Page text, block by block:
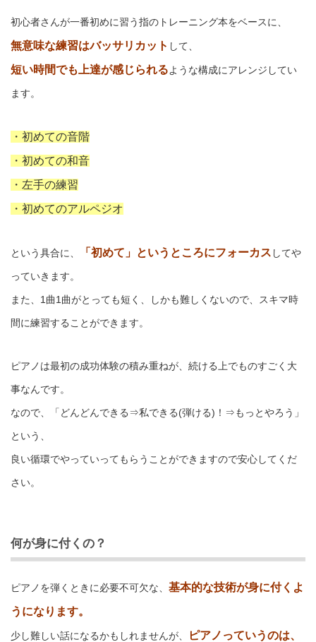
初心者さんが一番初めに習う指のトレーニング本をベースに、
無意味な練習はバッサリカット して、
短い時間でも上達が感じられるような構成にアレンジしてい
ます。
・初めての音階
・初めての和音
・左手の練習
・初めてのアルペジオ
という具合に、 「初めて」というところにフォーカス してや
っていきます。
また、1曲1曲がとっても短く、しかも難しくないので、スキマ時
間に練習することができます。
ピアノは最初の成功体験の積み重ねが、続ける上でものすごく大
事なんです。
なので、「どんどんできる⇒私できる(弾ける)！⇒もっとやろう」
という、
良い循環でやっていってもらうことができますので安心してくだ
さい。
何が身に付くの？
ピアノを弾くときに必要不可欠な、 基本的な技術が身に付くよ
うになります。
少し難しい話になるかもしれませんが、
ピアノっていうのは、